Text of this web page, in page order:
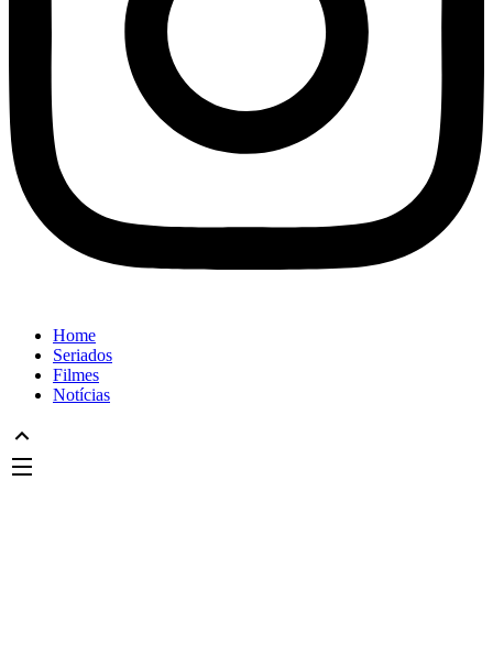
Home
Seriados
Filmes
Notícias